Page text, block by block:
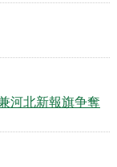
河北新報旗争奪